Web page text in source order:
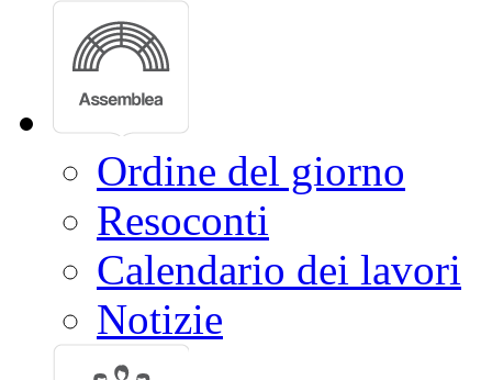
Ordine del giorno
Resoconti
Calendario dei lavori
Notizie